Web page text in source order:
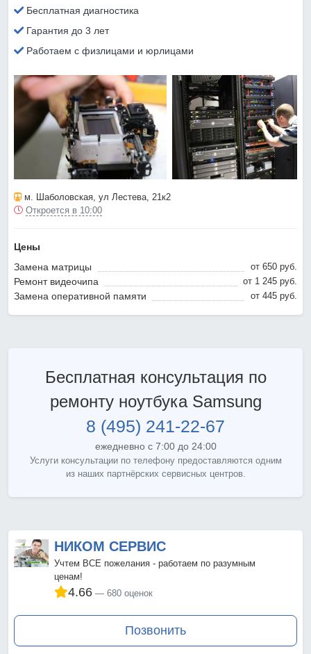
Бесплатная диагностика
Гарантия до 3 лет
Работаем с физлицами и юрлицами
м. Шаболовская, ул Лестева, 21к2
Откроется в 10:00
Цены
Замена матрицы
от 650 pyб.
Ремонт видеочипа от 1 245 pyб.
Замена оперативной памяти от 445 pyб.
Бесплатная консультация по
ремонту ноутбука Samsung
8 (495) 241-22-67
ежедневно с 7:00 до 24:00
Услуги консультации по телефону предоставляются одним
из наших партнёрских сервисных центров.
НИКОМ СЕРВИС
Учтем ВСЕ пожелания - работаем по разумным
ценам!
4.66 680 оценок
Позвонить